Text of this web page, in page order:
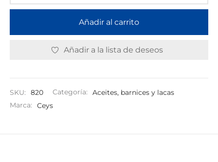
Añadir al carrito
Añadir a la lista de deseos
SKU: 820 Categoría:
Aceites, barnices y lacas
Marca:
Ceys